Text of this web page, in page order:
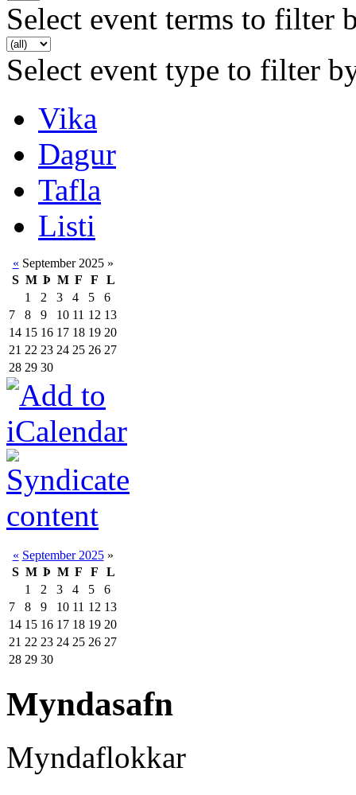
Select event terms to filter
Select event type to filter
Vika
Dagur
Tafla
Listi
« September 2025 »
S M Þ M F F
L
1
2 3 4 5
6
7
8 9 10 11 12 13
14 15 16 17 18 19 20
21 22 23 24 25 26 27
28 29 30
« September 2025 »
S M Þ M F F
L
1
2 3 4 5
6
7
8 9 10 11 12 13
14 15 16 17 18 19 20
21 22 23 24 25 26 27
28 29 30
Myndasafn
Myndaflokkar